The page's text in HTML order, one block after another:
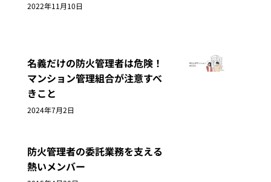
2022年11月10日
名義だけの防火管理者は危険！
マンション管理組合が注意すべ
きこと
2024年7月2日
防火管理者の委託業務を支える
熱いメンバー